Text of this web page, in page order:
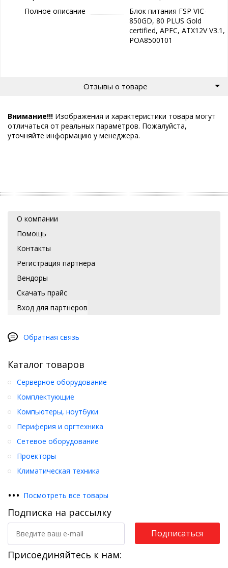
Полное описание
Блок питания FSP VIC-
850GD, 80 PLUS Gold
certified, APFC, ATX12V V3.1,
POA8500101
Отзывы о товаре
Внимание!!! Изображения и характеристики товара могут
отличаться от реальных параметров. Пожалуйста,
уточняйте информацию у менеджера.
О компании
Помощь
Контакты
Регистрация партнера
Вендоры
Скачать прайс
Вход для партнеров
Обратная связь
Каталог товаров
Серверное оборудование
Комплектующие
Компьютеры, ноутбуки
Периферия и оргтехника
Сетевое оборудование
Проекторы
Климатическая техника
••• Посмотреть все товары
Подписка на рассылку
Подписаться
Присоединяйтесь к нам: